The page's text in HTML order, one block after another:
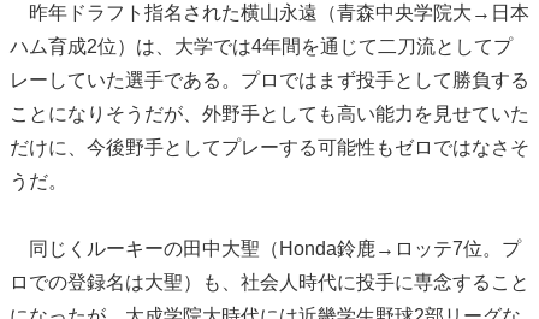
昨年ドラフト指名された横山永遠（青森中央学院大→日本
ハム育成2位）は、大学では4年間を通じて二刀流としてプ
レーしていた選手である。プロではまず投手として勝負する
ことになりそうだが、外野手としても高い能力を見せていた
だけに、今後野手としてプレーする可能性もゼロではなさそ
うだ。
同じくルーキーの田中大聖（Honda鈴鹿→ロッテ7位。プ
ロでの登録名は大聖）も、社会人時代に投手に専念すること